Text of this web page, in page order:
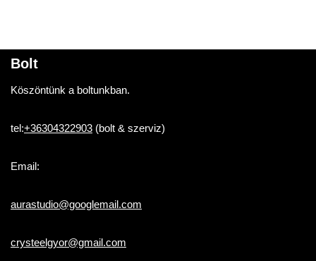
Bolt
Köszöntünk a boltunkban.
tel:+36304322903 (bolt & szerviz)
Email:
aurastudio@googlemail.com
crysteelgyor@gmail.com